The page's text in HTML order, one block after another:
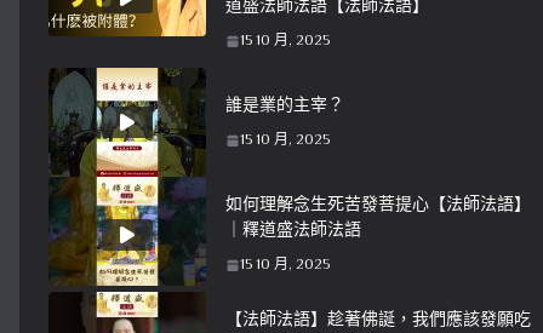
道盛法師法語【法師法語】
15 10 月, 2025
誰是業的主宰？
15 10 月, 2025
如何理解念生死苦發菩提心【法師法語】
｜釋道盛法師法語
15 10 月, 2025
【法師法語】趁著佛誕，我們應該發願吃